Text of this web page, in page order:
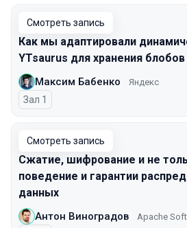
Смотреть запись
Как мы адаптировали
YTsaurus для хранения блобов
Максим Бабенко Яндекс
Зал 1
Смотреть запись
Сжатие, шифрование и не
поведение и гарантии
данных
Антон Виноградов Apache